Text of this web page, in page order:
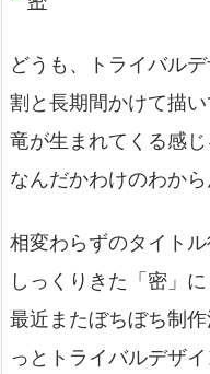
どうも、トライバル
割と長期間かけて描い
竜が生まれてくる感
なんだかわけのわか
相変わらずのタイト
しっくりきた「密」に
最近またぼちぼち制
っとトライバルデザ